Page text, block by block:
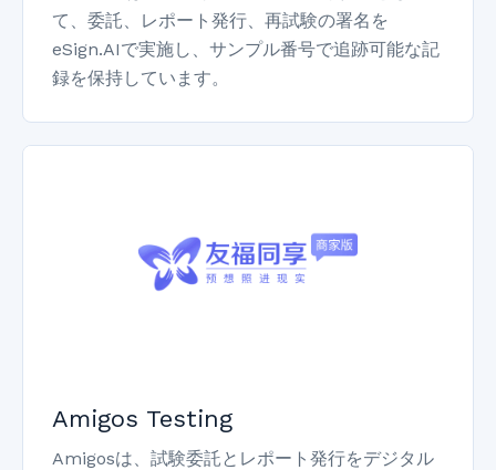
て、委託、レポート発行、再試験の署名を
eSign.AIで実施し、サンプル番号で追跡可能な記
録を保持しています。
Amigos Testing
Amigosは、試験委託とレポート発行をデジタル